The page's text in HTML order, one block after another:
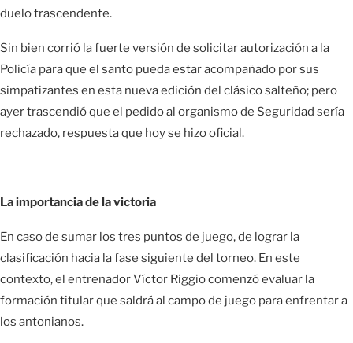
duelo trascendente.
Sin bien corrió la fuerte versión de solicitar autorización a la
Policía para que el santo pueda estar acompañado por sus
simpatizantes en esta nueva edición del clásico salteño; pero
ayer trascendió que el pedido al organismo de Seguridad sería
rechazado, respuesta que hoy se hizo oficial.
La importancia de la victoria
En caso de sumar los tres puntos de juego, de lograr la
clasificación hacia la fase siguiente del torneo. En este
contexto, el entrenador Víctor Riggio comenzó evaluar la
formación titular que saldrá al campo de juego para enfrentar a
los antonianos.